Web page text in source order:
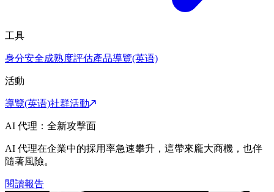
工具
身分安全成熟度評估產品導覽(英语)
活動
導覽(英语)社群活動
AI 代理：全新攻擊面
AI 代理在企業中的採用率急速攀升，這帶來龐大商機，也伴
隨著風險。
閱讀報告